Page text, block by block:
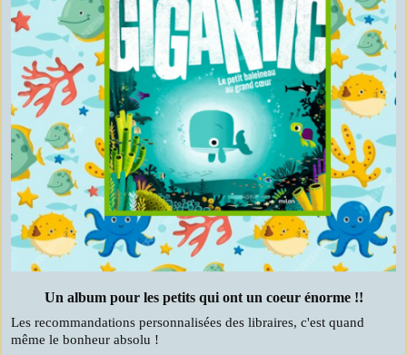
Un album pour les petits qui ont un coeur énorme !!
Les recommandations personnalisées des libraires, c'est quand
même le bonheur absolu !